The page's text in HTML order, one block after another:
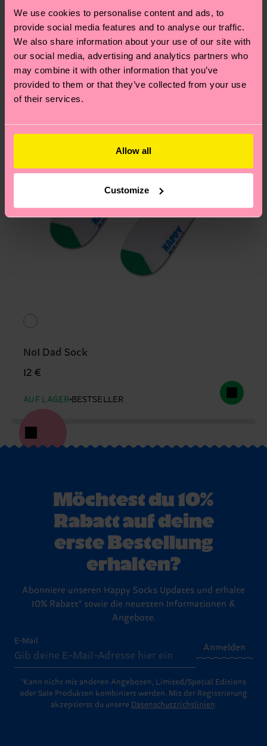
We use cookies to personalise content and ads, to
provide social media features and to analyse our traffic.
We also share information about your use of our site with
our social media, advertising and analytics partners who
may combine it with other information that you’ve
provided to them or that they’ve collected from your use
of their services.
Allow all
Customize
und die genaue Lieferzeit von der lokalen Post in
deinem Land abhängt.
Du hast Fragen zu einer Retoure? In unserem
Hilfebereich im Artikel Retouren findest du die
am häufigsten gestellten Fragen.
Geschenkidee
No1 Dad Sock
12 €
AUF LAGER BESTSELLER
Möchtest du 10%
Rabatt auf deine
erste Bestellung
erhalten?
Abonniere unseren Happy Socks Updates und erhalte
10% Rabatt* sowie die neuesten Informationen &
Angebote.
E-Mail
Anmelden
*Kann nicht mit anderen Angeboten, Limited/Special Editions
oder Sale Produkten kombiniert werden. Mit der Registrierung
akzeptierst du unsere Datenschutzrichtlinien.